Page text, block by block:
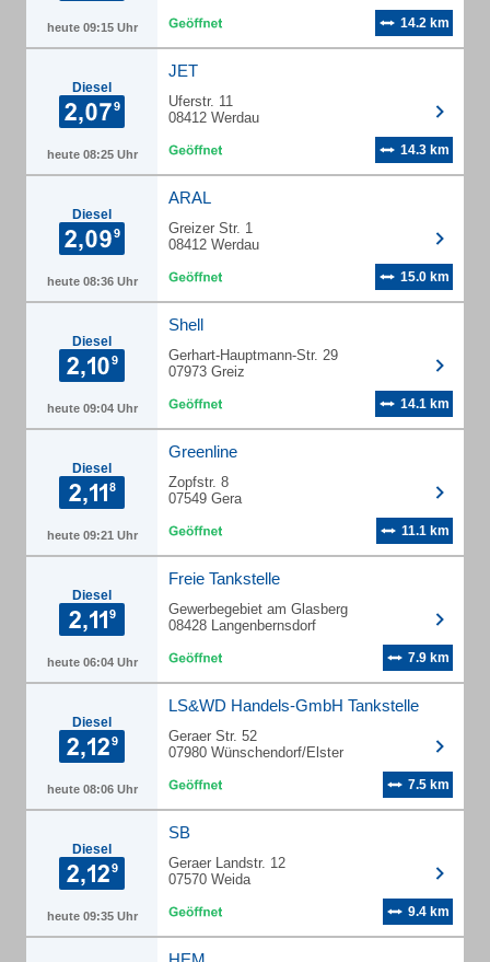
heute 09:15 Uhr 14.2 km
Diesel
heute 08:25 Uhr
JET
Uferstr. 11
08412 Werdau
14.3 km
Diesel
heute 08:36 Uhr
ARAL
Greizer Str. 1
08412 Werdau
15.0 km
Diesel
heute 09:04 Uhr
Shell
Gerhart-Hauptmann-Str. 29
07973 Greiz
14.1 km
Diesel
heute 09:21 Uhr
Greenline
Zopfstr. 8
07549 Gera
11.1 km
Diesel
heute 06:04 Uhr
Freie Tankstelle
Gewerbegebiet am Glasberg
08428 Langenbernsdorf
7.9 km
Diesel
heute 08:06 Uhr
LS&WD Handels-GmbH Tankstelle
Geraer Str. 52
07980 Wünschendorf/Elster
7.5 km
Diesel
heute 09:35 Uhr
SB
Geraer Landstr. 12
07570 Weida
9.4 km